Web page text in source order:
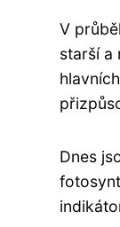
V
starší a
Dnes